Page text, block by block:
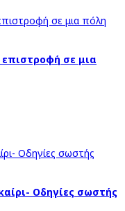
επιστροφή σε μια
Οδηγίες σωστής